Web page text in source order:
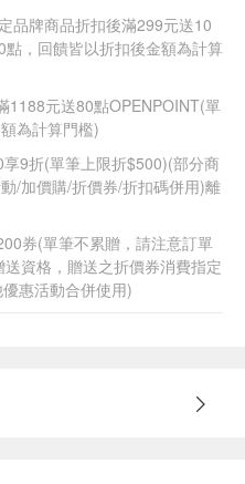
品牌商品折扣後滿299元送10
，回饋皆以折扣後金額為計算
1188元送80點OPENPOINT(單
為計算門檻)
9折(單筆上限折$500)(部分商
/加價購/折價券/折扣碼併用)離
券(單筆不累贈，請注意訂單
資格，贈送之折價券消費指定
惠活動合併使用)